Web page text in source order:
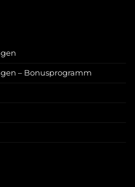
– Bonusprogramm